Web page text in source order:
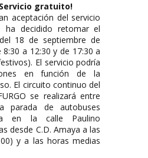
gratuito!
aceptación del servicio
ha decidido retomar el
18 de septiembre de
a 12:30 y de 17:30 a
El servicio podría
en función de la
El circuito continuo del
se realizará entre
parada de autobuses
en la calle Paulino
desde C.D. Amaya a las
y a las horas medias